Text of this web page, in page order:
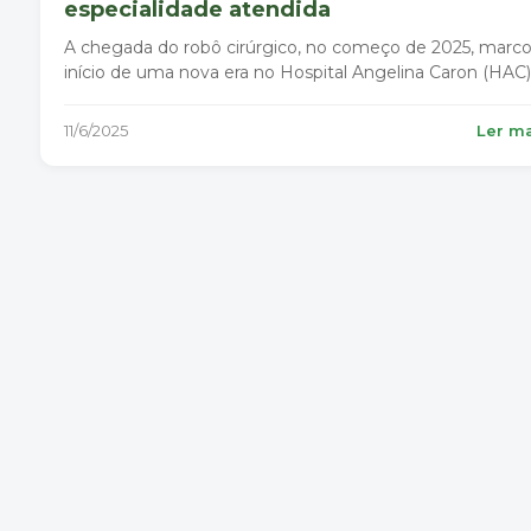
especialidade atendida
A chegada do robô cirúrgico, no começo de 2025,
início de uma nova era no Hospital Angelina Caron
11/6/2025 Ler